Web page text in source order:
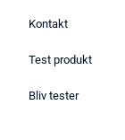
Kontakt
Test produkt
Bliv tester
Bedste